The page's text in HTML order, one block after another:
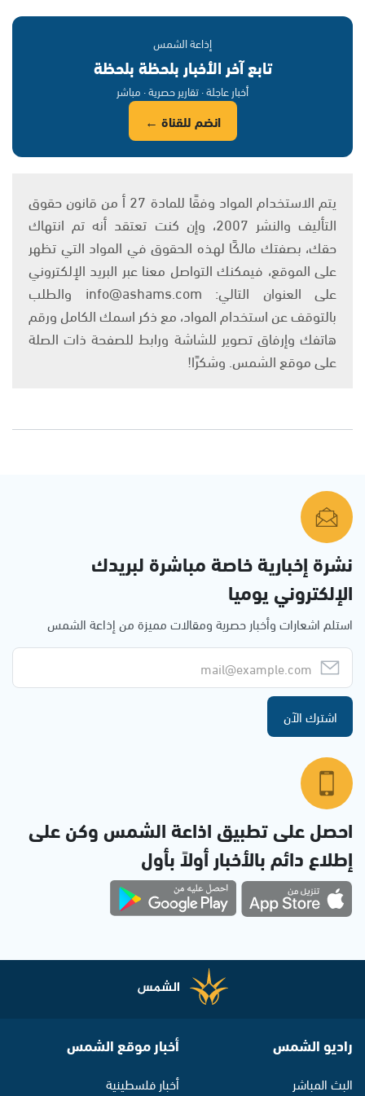
إذاعة الشمس
تابع آخر الأخبار بلحظة بلحظة
أخبار عاجلة · تقارير حصرية · مباشر
انضم للقناة ←
يتم الاستخدام المواد وفقًا للمادة 27 أ من قانون حقوق
التأليف والنشر 2007، وإن كنت تعتقد أنه تم انتهاك
حقك، بصفتك مالكًا لهذه الحقوق في المواد التي تظهر
على الموقع، فيمكنك التواصل معنا عبر البريد الإلكتروني
على العنوان التالي: info@ashams.com والطلب
بالتوقف عن استخدام المواد، مع ذكر اسمك الكامل ورقم
هاتفك وإرفاق تصوير للشاشة ورابط للصفحة ذات الصلة
على موقع الشمس. وشكرًا!
نشرة إخبارية خاصة مباشرة لبريدك
الإلكتروني يوميا
استلم اشعارات وأخبار حصرية ومقالات مميزة من إذاعة الشمس
اشترك الآن
احصل على تطبيق اذاعة الشمس وكن على
إطلاع دائم بالأخبار أولاً بأول
راديو الشمس
البث المباشر
أخبار موقع الشمس
أخبار فلسطينية